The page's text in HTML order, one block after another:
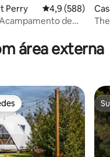
Perry 4,9 de uma
4,9 (588)
de
área externa